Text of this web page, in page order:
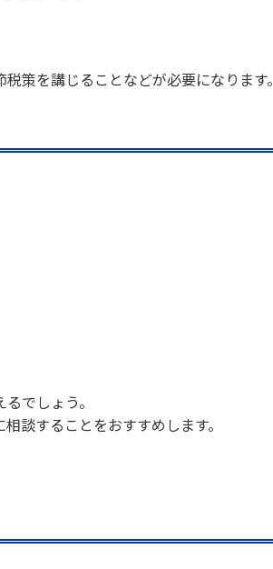
策を講じることなどが必要になります。
でしょう。
談することをおすすめします。